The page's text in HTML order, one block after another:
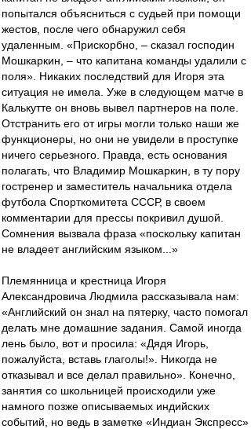
попытался объясниться с судьей при помощи
жестов, после чего обнаружил себя
удаленным. «Прискорбно, – сказал господин
Мошкаркин, – что капитана команды удалили с
поля». Никаких последствий для Игоря эта
ситуация не имела. Уже в следующем матче в
Калькутте он вновь вывел партнеров на поле.
Отстранить его от игры могли только наши же
функционеры, но они не увидели в проступке
ничего серьезного. Правда, есть основания
полагать, что Владимир Мошкаркин, в ту пору
гостренер и заместитель начальника отдела
футбола Спорткомитета СССР, в своем
комментарии для прессы покривил душой.
Сомнения вызвала фраза «поскольку капитан
не владеет английским языком...»
Племянница и крестница Игоря
Александровича Людмила рассказывала нам:
«Английский он знал на пятерку, часто помогал
делать мне домашние задания. Самой иногда
лень было, вот и просила: «Дядя Игорь,
пожалуйста, вставь глаголы!». Никогда не
отказывал и все делал правильно». Конечно,
занятия со школьницей происходили уже
намного позже описываемых индийских
событий, но ведь в заметке «Индиан Экспресс»